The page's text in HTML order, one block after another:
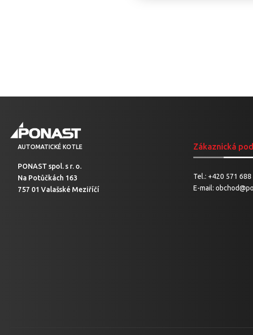
AUTOMATICKÉ KOTLE
PONAST spol. s r. o.
Na Potůčkách 163
757 01 Valašské Meziříčí
Zákaznická
Tel.: +420 571 688
E-mail: